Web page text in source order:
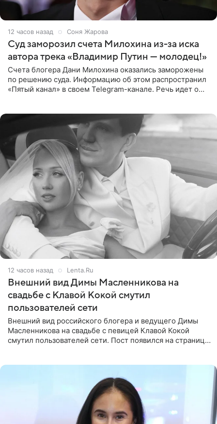
12 часов назад Соня Жарова
Суд заморозил счета Милохина из-за иска
автора трека «Владимир Путин — молодец!»
Счета блогера Дани Милохина оказались заморожены
по решению суда. Информацию об этом распространил
«Пятый канал» в своем Telegram-канале. Речь идет о
12 часов назад Lenta.Ru
Внешний вид Димы Масленникова на
свадьбе с Клавой Кокой смутил
пользователей сети
Внешний вид российского блогера и ведущего Димы
Масленникова на свадьбе с певицей Клавой Кокой
смутил пользователей сети. Пост появился на странице